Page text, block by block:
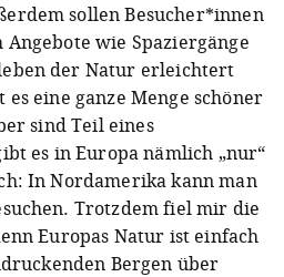
sollen Besucher*innen
wie Spaziergänge
der Natur erleichtert
eine ganze Menge schöner
sind Teil eines
es in Europa nämlich „nur“
In Nordamerika kann man
Trotzdem fiel mir die
Europas Natur ist einfach
Bergen über